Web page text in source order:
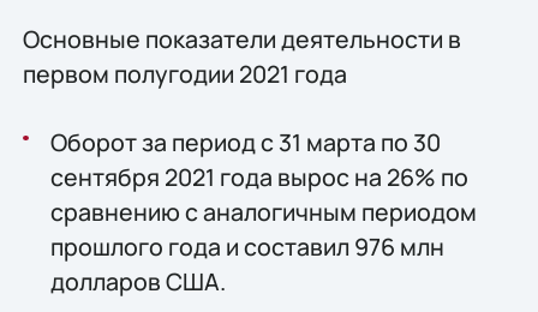
Основные показатели деятельности в
первом полугодии 2021 года
Оборот за период с 31 марта по 30
сентября 2021 года вырос на 26% по
сравнению с аналогичным периодом
прошлого года и составил 976 млн
долларов США.